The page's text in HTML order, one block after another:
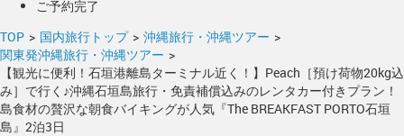
ご予約完了
TOP > 国内旅行トップ > 沖縄旅行・沖縄ツアー >
関東発沖縄旅行・沖縄ツアー >
【観光に便利！石垣港離島ターミナル近く！】Peach［預け荷物20kg込
み］で行く♪沖縄石垣島旅行・免責補償込みのレンタカー付きプラン！
島食材の贅沢な朝食バイキングが人気『The BREAKFAST PORTO石垣
島』2泊3日